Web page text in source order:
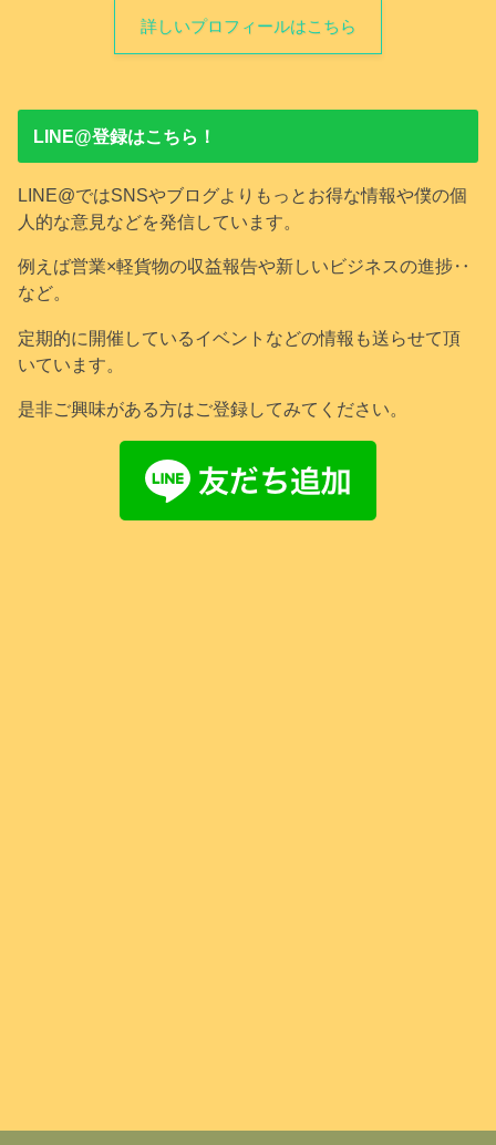
詳しいプロフィールはこちら
LINE@登録はこちら！
LINE@ではSNSやブログよりもっとお得な情報や僕の個
人的な意見などを発信しています。
例えば営業×軽貨物の収益報告や新しいビジネスの進捗‥
など。
定期的に開催しているイベントなどの情報も送らせて頂
いています。
是非ご興味がある方はご登録してみてください。